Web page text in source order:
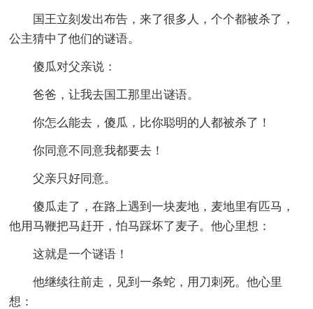
国王立刻发出布告，来了很多人，个个都被杀了，
公主猜中了他们的谜语。
傻瓜对父亲说：
爸爸，让我去国工那里出谜语。
你怎么能去，傻瓜，比你聪明的人都被杀了！
你同意不同意我都要去！
父亲只好同意。
傻瓜走了，在路上遇到一块麦地，麦地里有匹马，
他用马鞭把马赶开，怕马踩坏了麦子。他心里想：
这就是一个谜语！
他继续往前走，见到一条蛇，用刀刺死。他心里
想：